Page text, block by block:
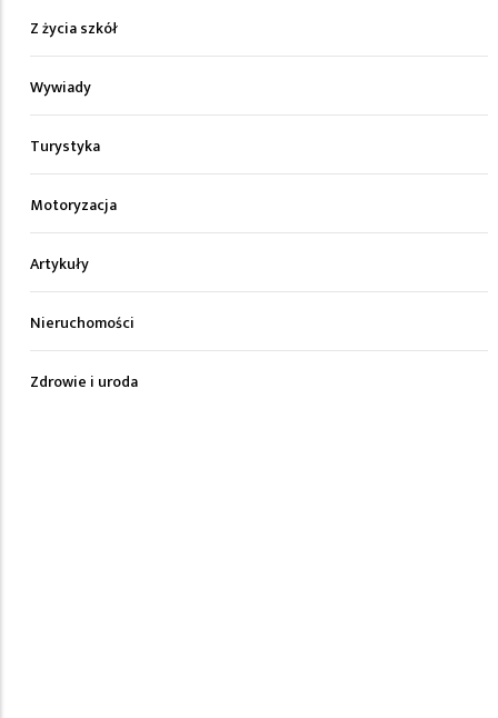
Z życia szkół
Wywiady
Turystyka
Motoryzacja
Artykuły
Nieruchomości
Zdrowie i uroda